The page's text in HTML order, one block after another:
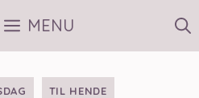
MENU
TIL HENDE